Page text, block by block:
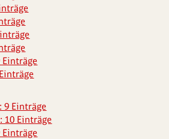
Einträge
9 Einträge
10 Einträge
Einträge